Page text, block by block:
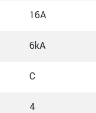
16A
6kA
C
4